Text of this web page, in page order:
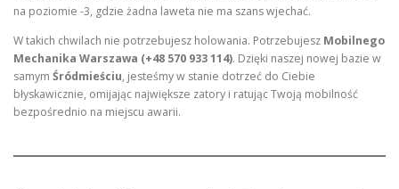
na poziomie -3, gdzie żadna laweta nie ma szans wjechać.
W takich chwilach nie potrzebujesz holowania. Potrzebujesz Mobilnego
Mechanika Warszawa (+48 570 933 114). Dzięki naszej nowej bazie w
samym Śródmieściu, jesteśmy w stanie dotrzeć do Ciebie
błyskawicznie, omijając największe zatory i ratując Twoją mobilność
bezpośrednio na miejscu awarii.